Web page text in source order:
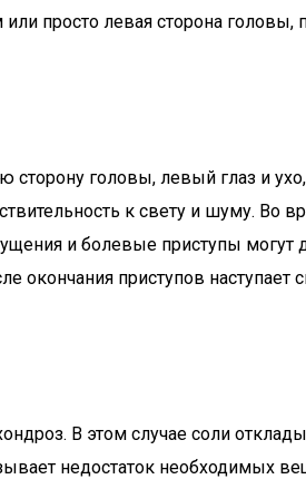
просто левая сторона головы,
головы, левый глаз и
к свету и шуму. Во
и болевые приступы могут
окончания приступов наступает
В этом случае соли
недостаток необходимых